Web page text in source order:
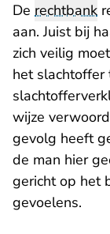
De rechtbank
aan. Juist bij
zich veilig
het slachtoffer
wijze
gevolg heeft
de man hier
gericht op het
gevoelens.